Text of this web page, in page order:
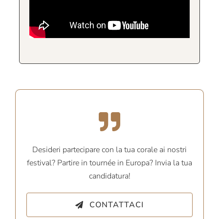
Desideri partecipare con la tua corale ai nostri
festival? Partire in tournée in Europa? Invia la tua
candidatura!
CONTATTACI